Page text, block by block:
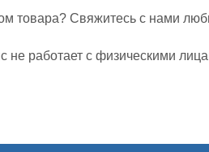
товара? Свяжитесь с нами
с физическими